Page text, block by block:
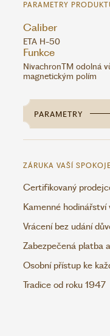
PARAMETRY
Caliber
ETA H-50
Funkce
NivachronTM odolná
magnetickým polím
PARAMETRY
ZÁRUKA VAŠÍ
Certifikovaný
Kamenné hodinářství
Vrácení bez udání
Zabezpečená platba
Osobní přístup ke
Tradice od roku 1947